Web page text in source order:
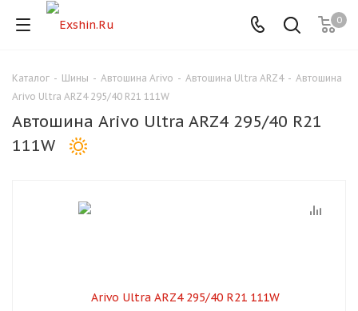
0
Каталог - Шины - Автошина Arivo - Автошина Ultra ARZ4 - Автошина
Arivo Ultra ARZ4 295/40 R21 111W
Автошина Arivo Ultra ARZ4 295/40 R21
111W
Для клиентов всех банков
Разбейте
оплату